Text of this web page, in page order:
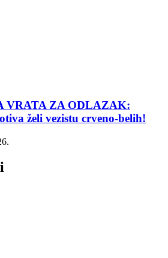
VRATA ZA ODLAZAK:
želi vezistu crveno-belih!